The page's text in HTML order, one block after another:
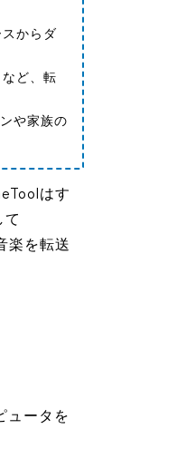
からダ
ど、転
や家族の
はす
て
楽を転送
ュータを